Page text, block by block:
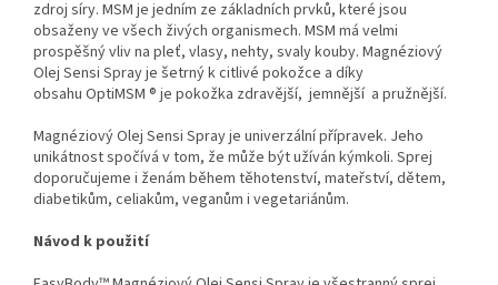
zdroj síry. MSM je jedním ze základních prvků, které jsou
obsaženy ve všech živých organismech. MSM má velmi
prospěšný vliv na pleť, vlasy, nehty, svaly kouby. Magnéziový
Olej Sensi Spray je šetrný k citlivé pokožce a díky
obsahu OptiMSM ® je pokožka zdravější, jemnější a pružnější.
Magnéziový Olej Sensi Spray je univerzální přípravek. Jeho
unikátnost spočívá v tom, že může být užíván kýmkoli. Sprej
doporučujeme i ženám během těhotenství, mateřství, dětem,
diabetikům, celiakům, veganům i vegetariánům.
Návod k použití